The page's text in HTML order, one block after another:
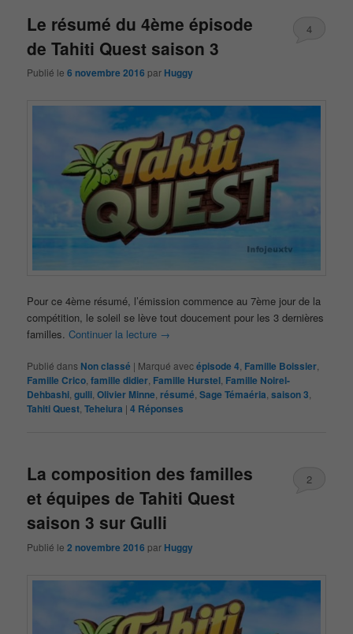
Le résumé du 4ème épisode
de Tahiti Quest saison 3
Publié le6 novembre 2016 par Huggy
4
Pour ce 4ème résumé, l’émission commence au 7ème jour de la
compétition, le soleil se lève tout doucement pour les 3 dernières
familles.Continuer la lecture →
Publié dans Non classé | Marqué avecépisode 4 Famille Boissier
Famille Crico ,famille didier Famille Hurstel Famille Noirel-
Dehbashi ,gulli ,Olivier Minne résumé ,Sage Témaéria ,saison 3
Tahiti Quest ,Teheiura |4 Réponses
La composition des familles
et équipes de Tahiti Quest
saison 3 sur Gulli
Publié le2 novembre 2016 par Huggy
2